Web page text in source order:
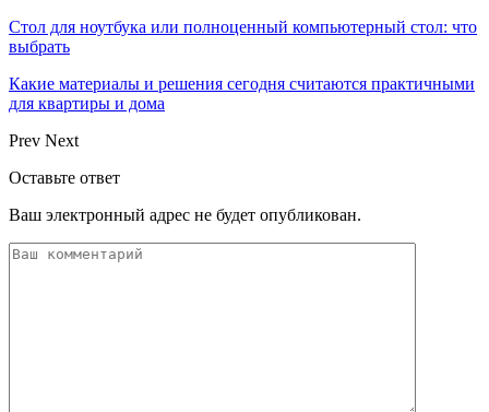
Стол для ноутбука или полноценный компьютерный стол: что
выбрать
Какие материалы и решения сегодня считаются практичными
для квартиры и дома
Prev Next
Оставьте ответ
Ваш электронный адрес не будет опубликован.